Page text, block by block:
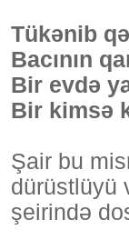
Tükənib
Bacının
Bir evdə
Bir kimsə
Şair bu
dürüstlüyü
şeirində